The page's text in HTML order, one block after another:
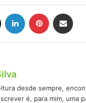
Linkedin Pinterest
desde sempre,
é, para mim, uma